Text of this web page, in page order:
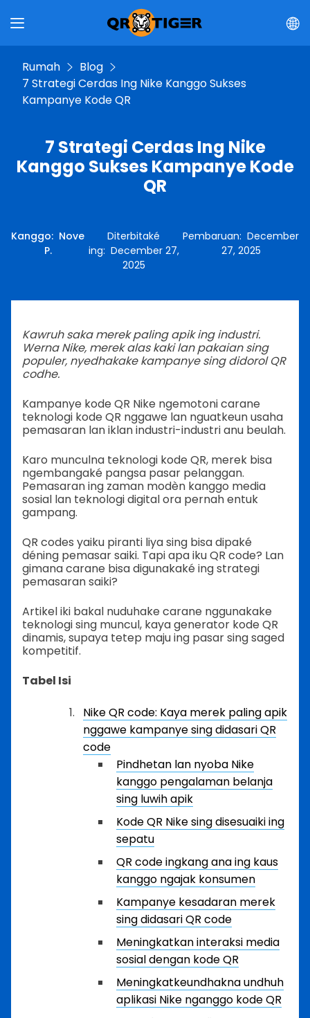
Rumah
Blog
7 Strategi Cerdas Ing Nike Kanggo Sukses
Kampanye Kode QR
7 Strategi Cerdas Ing Nike
Kanggo Sukses Kampanye Kode
QR
Kanggo: Nove
P.
Diterbitaké
ing: December 27,
2025
Pembaruan: December
27, 2025
Kawruh saka merek paling apik ing industri.
Werna Nike, merek alas kaki lan pakaian sing
populer, nyedhakake kampanye sing didorol QR
codhe.
Kampanye kode QR Nike ngemotoni carane
teknologi kode QR nggawe lan nguatkeun usaha
pemasaran lan iklan industri-industri anu beulah.
Karo munculna teknologi kode QR, merek bisa
ngembangaké pangsa pasar pelanggan.
Pemasaran ing zaman modèn kanggo media
sosial lan teknologi digital ora pernah entuk
gampang.
QR codes yaiku piranti liya sing bisa dipaké
déning pemasar saiki. Tapi apa iku QR code? Lan
gimana carane bisa digunakaké ing strategi
pemasaran saiki?
Artikel iki bakal nuduhake carane nggunakake
teknologi sing muncul, kaya generator kode QR
dinamis, supaya tetep maju ing pasar sing saged
kompetitif.
Tabel Isi
Nike QR code: Kaya merek paling apik
nggawe kampanye sing didasari QR
code
Pindhetan lan nyoba Nike
kanggo pengalaman belanja
sing luwih apik
Kode QR Nike sing disesuaiki ing
sepatu
QR code ingkang ana ing kaus
kanggo ngajak konsumen
Kampanye kesadaran merek
sing didasari QR code
Meningkatkan interaksi media
sosial dengan kode QR
Meningkatkeundhakna undhuh
aplikasi Nike nganggo kode QR